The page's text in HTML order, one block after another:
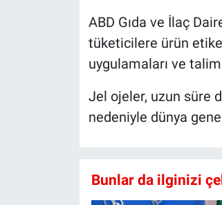
ABD Gıda ve İlaç
tüketicilere ürün
uygulamaları ve
Jel ojeler, uzun süre
nedeniyle dünya
Bunlar da ilginizi